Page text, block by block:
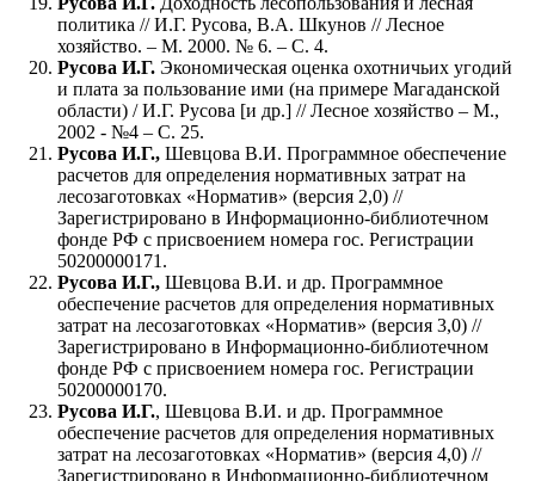
политика // И.Г. Русова, В.А. Шкунов // Лесное
хозяйство. – М. 2000. № 6. – С. 4.
Русова И.Г. Экономическая оценка охотничьих угодий
и плата за пользование ими (на примере Магаданской
области) / И.Г. Русова [и др.] // Лесное хозяйство – М.,
2002 - №4 – С. 25.
Русова И.Г., Шевцова В.И. Программное обеспечение
расчетов для определения нормативных затрат на
лесозаготовках «Норматив» (версия 2,0) //
Зарегистрировано в Информационно-библиотечном
фонде РФ с присвоением номера гос. Регистрации
50200000171.
Русова И.Г., Шевцова В.И. и др. Программное
обеспечение расчетов для определения нормативных
затрат на лесозаготовках «Норматив» (версия 3,0) //
Зарегистрировано в Информационно-библиотечном
фонде РФ с присвоением номера гос. Регистрации
50200000170.
Русова И.Г., Шевцова В.И. и др. Программное
обеспечение расчетов для определения нормативных
затрат на лесозаготовках «Норматив» (версия 4,0) //
Зарегистрировано в Информационно-библиотечном